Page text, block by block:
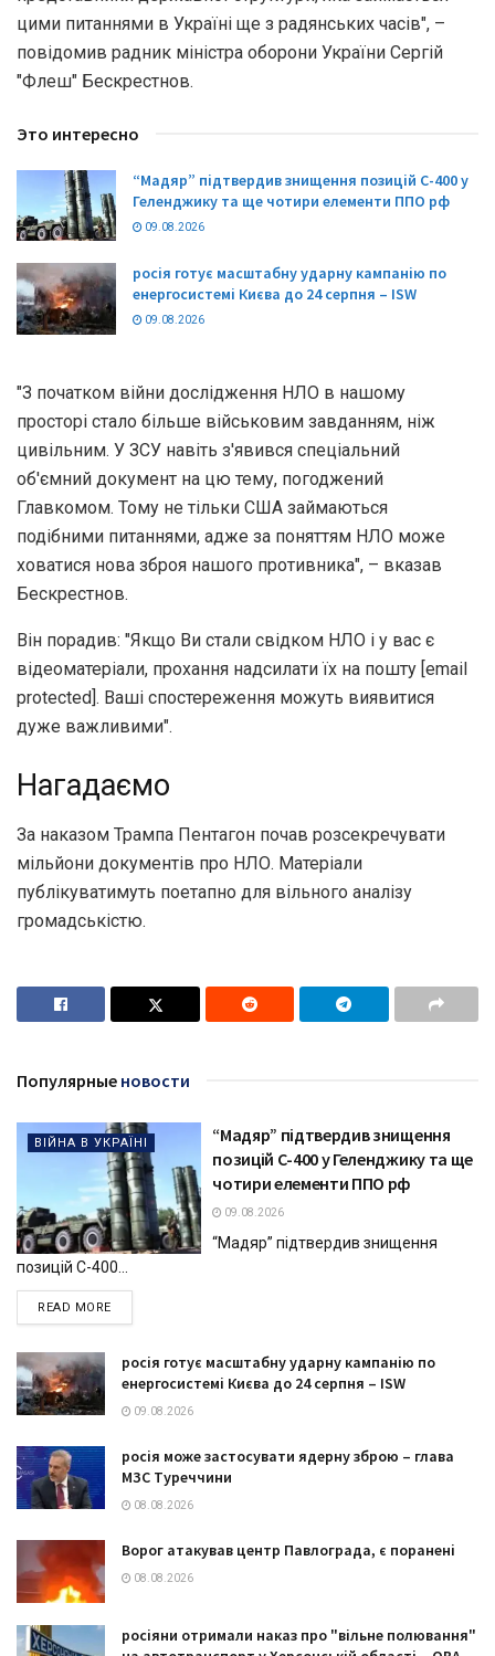
цими питаннями в Україні ще з радянських часів", –
повідомив радник міністра оборони України Сергій
"Флеш" Бескрестнов.
Это интересно
“Мадяр” підтвердив знищення позицій С-400 у
Геленджику та ще чотири елементи ППО рф
09.08.2026
росія готує масштабну ударну кампанію по
енергосистемі Києва до 24 серпня – ISW
09.08.2026
"З початком війни дослідження НЛО в нашому
просторі стало більше військовим завданням, ніж
цивільним. У ЗСУ навіть з'явився спеціальний
об'ємний документ на цю тему, погоджений
Главкомом. Тому не тільки США займаються
подібними питаннями, адже за поняттям НЛО може
ховатися нова зброя нашого противника", – вказав
Бескрестнов.
Він порадив: "Якщо Ви стали свідком НЛО і у вас є
відеоматеріали, прохання надсилати їх на пошту [email
protected]. Ваші спостереження можуть виявитися
дуже важливими".
Нагадаємо
За наказом Трампа Пентагон почав розсекречувати
мільйони документів про НЛО. Матеріали
публікуватимуть поетапно для вільного аналізу
громадськістю.
Популярные новости
ВІЙНА В УКРАЇНІ
“Мадяр” підтвердив знищення
позицій С-400 у Геленджику та ще
чотири елементи ППО рф
09.08.2026
“Мадяр” підтвердив знищення
позицій С-400...
READ MOREDETAILS
росія готує масштабну ударну кампанію по
енергосистемі Києва до 24 серпня – ISW
09.08.2026
росія може застосувати ядерну зброю – глава
МЗС Туреччини
08.08.2026
Ворог атакував центр Павлограда, є поранені
08.08.2026
росіяни отримали наказ про "вільне полювання"